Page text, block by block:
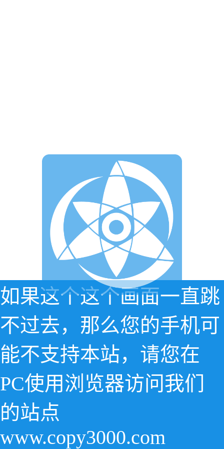
如果这个这个画面一直跳
不过去，那么您的手机可
能不支持本站，请您在
PC使用浏览器访问我们
的站点
www.copy3000.com